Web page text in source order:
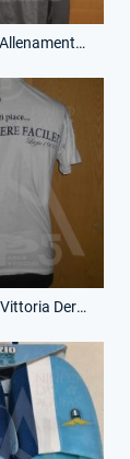
Maglia Calcio Allenamento - Campionato Serie A - (Retro)
Maglia Varie - Vittoria Derby - (Retro)